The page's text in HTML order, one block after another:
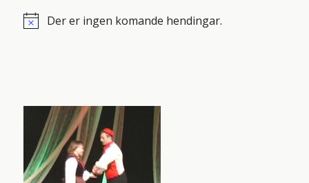
NoticeDer er ingen komande hendingar.